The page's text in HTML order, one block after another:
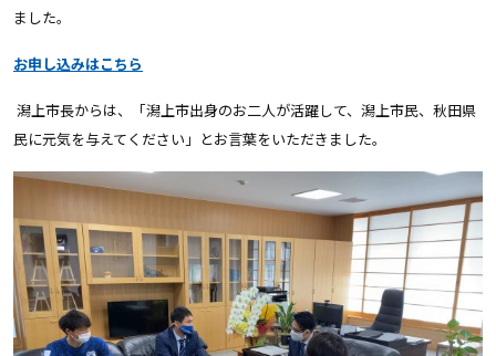
ました。
お申し込みはこちら
潟上市長からは、「潟上市出身のお二人が活躍して、潟上市民、秋田県
民に元気を与えてください」とお言葉をいただきました。